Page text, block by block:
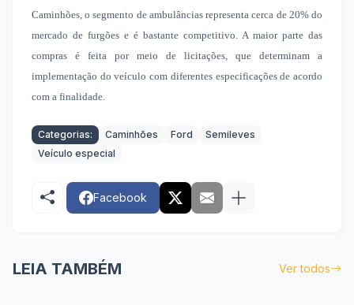
Caminhões, o segmento de ambulâncias representa cerca de 20% do
mercado de furgões e é bastante competitivo. A maior parte das
compras é feita por meio de licitações, que determinam a
implementação do veículo com diferentes especificações de acordo
com a finalidade.
Categorias: Caminhões Ford
Semileves
Veículo especial
Facebook
LEIA TAMBÉM Ver todos